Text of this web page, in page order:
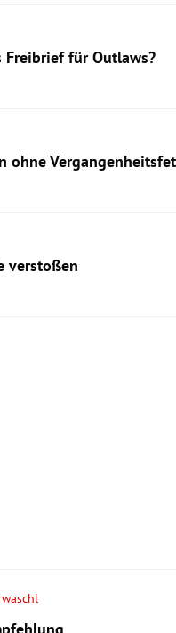
für Outlaws?
ohne
verstoßen